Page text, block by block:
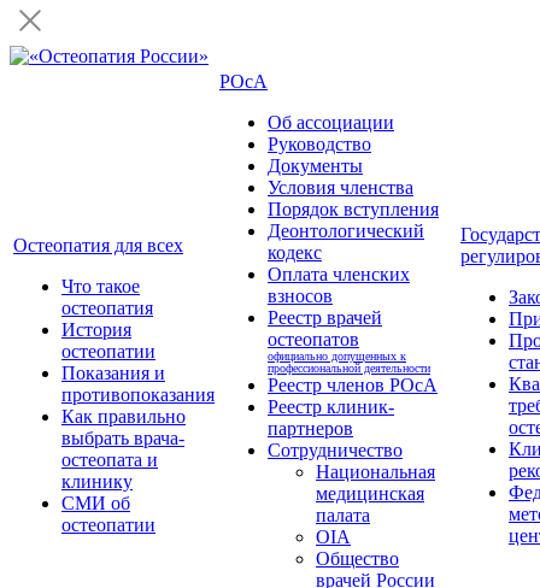
Остеопатия для всех
Что такое
остеопатия
История
остеопатии
Показания и
противопоказания
Как правильно
выбрать врача-
остеопата и
клинику
СМИ об
остеопатии
РОсА
Об ассоциации
Руководство
Документы
Условия членства
Порядок вступления
Деонтологический
кодекс
Оплата членских
взносов
Реестр врачей
остеопатов
официально допущенных к
профессиональной деятельности
Реестр членов РОсА
Реестр клиник-
партнеров
Сотрудничество
Национальная
медицинская
палата
OIA
Общество
врачей России